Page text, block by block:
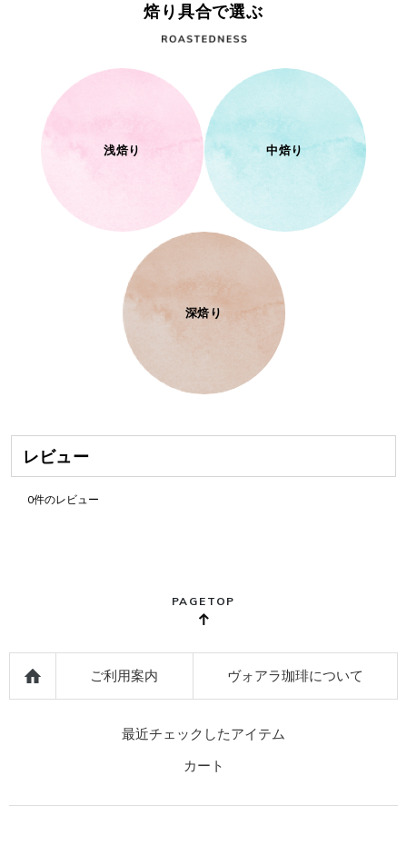
焙り具合で選ぶ
浅焙り 中焙り
深焙り
レビュー
0件のレビュー
PAGETOP
ご利用案内 ヴォアラ珈琲について
最近チェックしたアイテム
カート